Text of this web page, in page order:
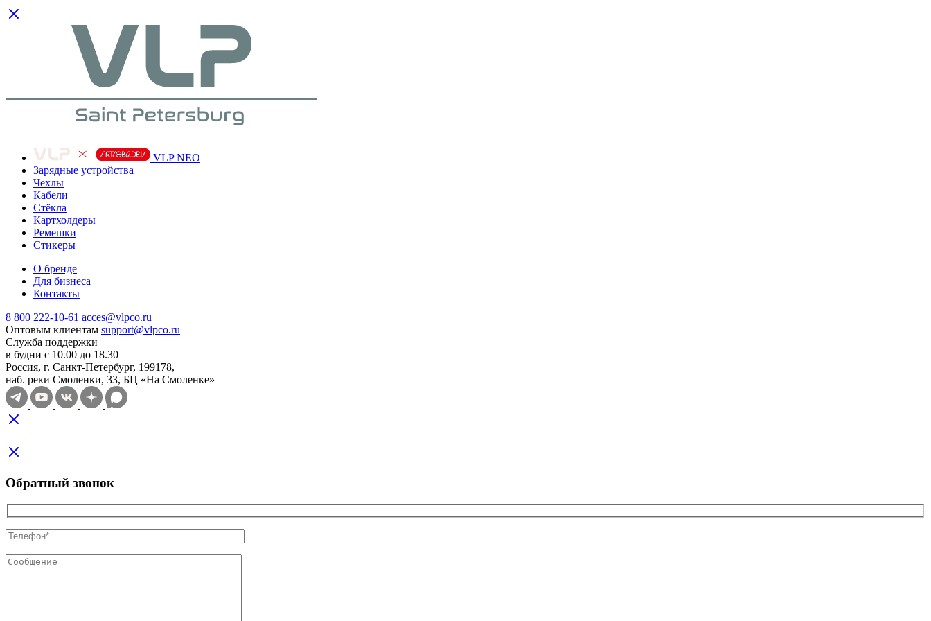
VLP NEO
Зарядные устройства
Чехлы
Кабели
Cтёкла
Картхолдеры
Ремешки
Стикеры
О бренде
Для бизнеса
Контакты
8 800 222-10-61 acces@vlpco.ru
Оптовым клиентам support@vlpco.ru
Служба поддержки
в будни с 10.00 до 18.30
Россия, г. Санкт-Петербург, 199178,
наб. реки Смоленки, 33, БЦ «На Смоленке»
Обратный звонок